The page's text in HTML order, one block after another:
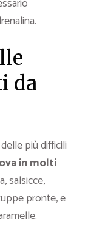
da
più difficili
in molti
salsicce,
pronte, e